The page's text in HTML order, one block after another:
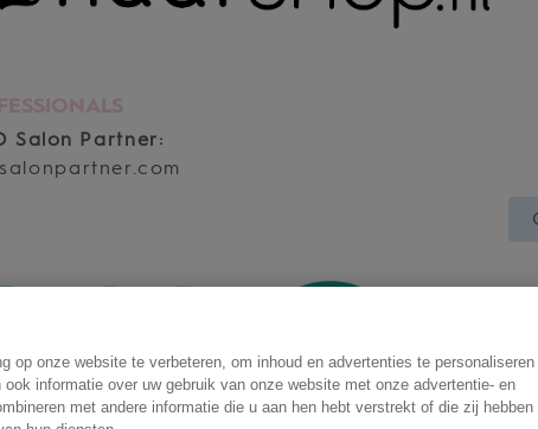
Salon Partner:
op onze website te verbeteren, om inhoud en advertenties te personaliseren
informatie over uw gebruik van onze website met onze advertentie- en
met andere informatie die u aan hen hebt verstrekt of die zij hebben